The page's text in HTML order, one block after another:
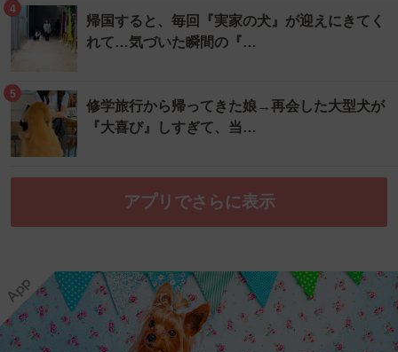
4
帰国すると、毎回『実家の犬』が迎えにきてく
れて…気づいた瞬間の『…
5
修学旅行から帰ってきた娘→再会した大型犬が
『大喜び』しすぎて、当…
アプリでさらに表示